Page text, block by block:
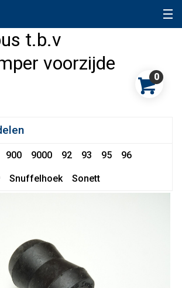
t.b.v
voorzijde
0
900 9000 92 93 95 96
Snuffelhoek Sonett